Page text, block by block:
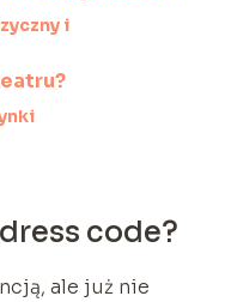
i
code?
ale już nie